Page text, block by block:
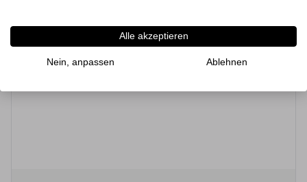
Alle akzeptieren
Nein, anpassen Ablehnen